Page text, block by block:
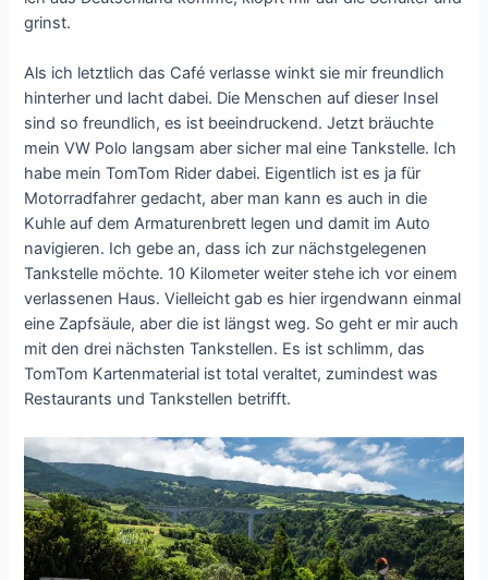
grinst.
Als ich letztlich das Café verlasse winkt sie mir freundlich
hinterher und lacht dabei. Die Menschen auf dieser Insel
sind so freundlich, es ist beeindruckend. Jetzt bräuchte
mein VW Polo langsam aber sicher mal eine Tankstelle. Ich
habe mein TomTom Rider dabei. Eigentlich ist es ja für
Motorradfahrer gedacht, aber man kann es auch in die
Kuhle auf dem Armaturenbrett legen und damit im Auto
navigieren. Ich gebe an, dass ich zur nächstgelegenen
Tankstelle möchte. 10 Kilometer weiter stehe ich vor einem
verlassenen Haus. Vielleicht gab es hier irgendwann einmal
eine Zapfsäule, aber die ist längst weg. So geht er mir auch
mit den drei nächsten Tankstellen. Es ist schlimm, das
TomTom Kartenmaterial ist total veraltet, zumindest was
Restaurants und Tankstellen betrifft.